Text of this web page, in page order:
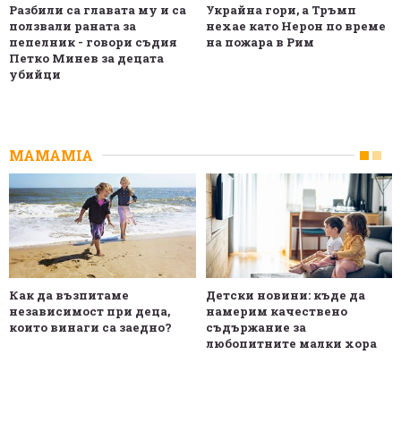
Разбили са главата му и са
ползвали раната за
пепелник - говори съдия
Петко Минев за децата
убийци
Украйна гори, а Тръмп
нехае като Нерон по време
на пожара в Рим
MAMAMIA
Как да възпитаме
независимост при деца,
които винаги са заедно?
Детски новини: къде да
намерим качествено
съдържание за
любопитните малки хора